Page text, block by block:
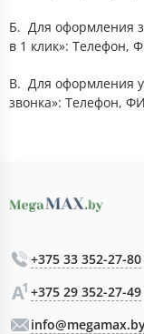
Б. Для оформления
в 1 клик»: Телефон,
В. Для оформления
звонка»: Телефон,
+375 33 352-27-80
+375 29 352-27-49